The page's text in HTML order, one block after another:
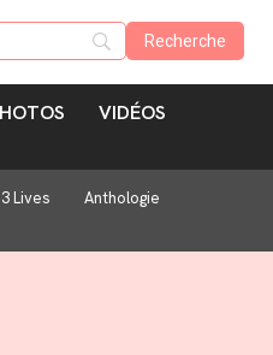
VIDÉOS
Lives
Anthologie